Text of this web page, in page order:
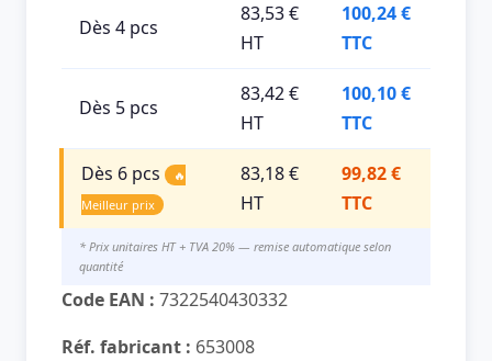
Dès 4 pcs
83,53 €
HT
100,24 €
TTC
Dès 5 pcs
83,42 €
HT
100,10 €
TTC
Dès 6 pcs
🔥
Meilleur prix
83,18 €
HT
99,82 €
TTC
* Prix unitaires HT + TVA 20% — remise automatique selon
quantité
Code EAN : 7322540430332
Réf. fabricant : 653008